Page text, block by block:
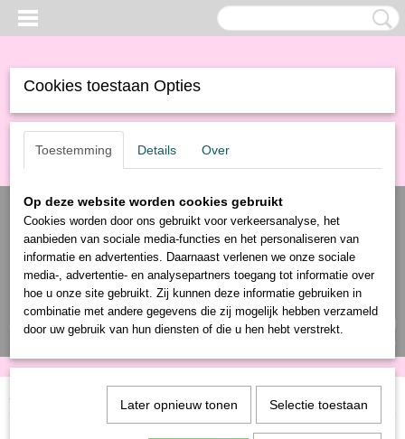
Inloggen Registreren
UW WINKELWAGEN
(0)
Home
Cookies toestaan Opties
Toestemming Details Over
Op deze website worden cookies gebruikt
Cookies worden door ons gebruikt voor verkeersanalyse, het
aanbieden van sociale media-functies en het personaliseren van
informatie en advertenties. Daarnaast verlenen we onze sociale
media-, advertentie- en analysepartners toegang tot informatie over
hoe u onze site gebruikt. Zij kunnen deze informatie gebruiken in
combinatie met andere gegevens die zij mogelijk hebben verzameld
door uw gebruik van hun diensten of die u hen hebt verstrekt.
Later opnieuw tonen Selectie toestaan